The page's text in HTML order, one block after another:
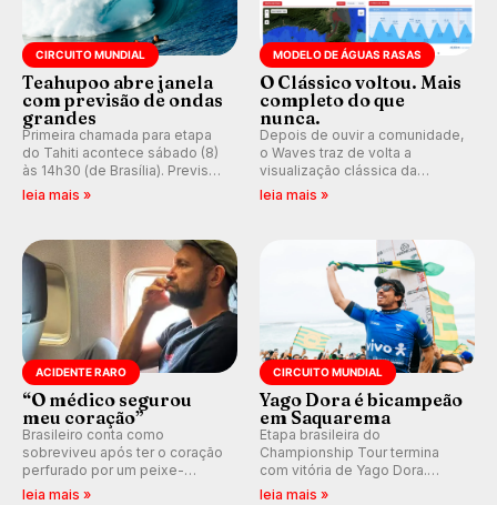
CIRCUITO MUNDIAL
Teahupoo abre janela
com previsão de ondas
grandes
Primeira chamada para etapa
do Tahiti acontece sábado (8)
às 14h30 (de Brasília). Previsão
indica swell consistente.
Kelly Slater convidado.
leia mais »
MODELO DE ÁGUAS RASAS
O Clássico voltou. Mais
completo do que
nunca.
Depois de ouvir a comunidade,
o Waves traz de volta a
visualização clássica da
previsão de águas rasas,
ondas para até 16 dias.
leia mais »
ACIDENTE RARO
“O médico segurou
meu coração”
Brasileiro conta como
sobreviveu após ter o coração
perfurado por um peixe-
agulha enquanto surfava na
leia mais »
CIRCUITO MUNDIAL
Yago Dora é bicampeão
em Saquarema
Etapa brasileira do
Championship Tour termina
com vitória de Yago Dora.
Sawyer Lindblad vence entre
leia mais »